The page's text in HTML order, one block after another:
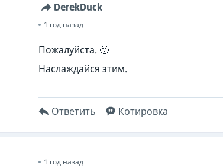
DerekDuck
1 год назад
Пожалуйста. 🙂
Наслаждайся этим.
Ответить Котировка
1 год назад